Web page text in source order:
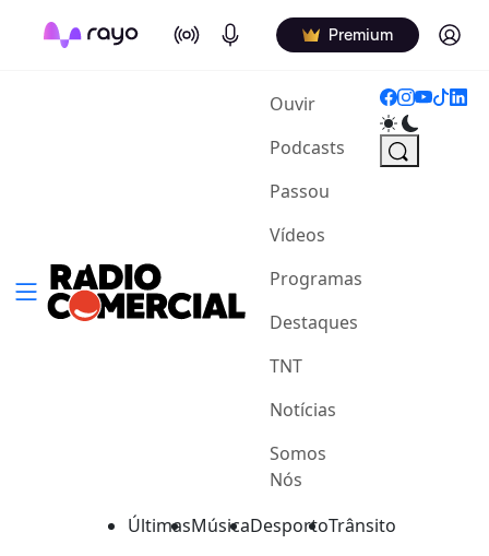
On Air Podcasts Premium Log in
Ouvir(current)
Podcasts
Passou
Vídeos
Programas
Destaques
TNT
Notícias
Somos
Nós
ÚltimasMúsicaDesportoTrânsito